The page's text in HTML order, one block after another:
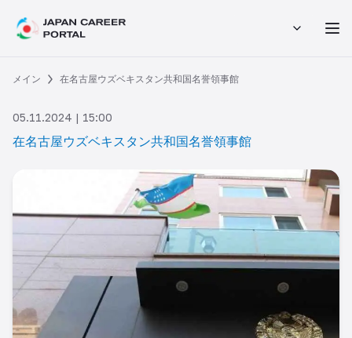
メイン 在名古屋ウズベキスタン共和国名誉領事館
05.11.2024 | 15:00
在名古屋ウズベキスタン共和国名誉領事館